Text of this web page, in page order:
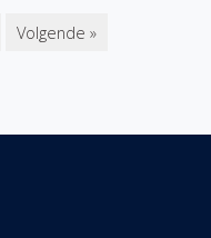
Volgende »